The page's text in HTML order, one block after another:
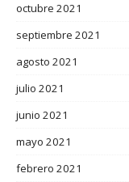
octubre 2021
septiembre 2021
agosto 2021
julio 2021
junio 2021
mayo 2021
febrero 2021